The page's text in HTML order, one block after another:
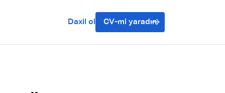
Daxil ol CV-mi yaradın